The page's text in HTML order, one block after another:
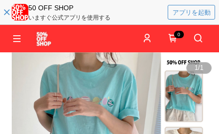
50 OFF SHOP
いますぐ公式アプリを使用する
アプリを起動
0
1/1